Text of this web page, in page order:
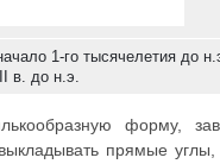
1-го тысячелетия до
в. до н.э.
форму,
прямые